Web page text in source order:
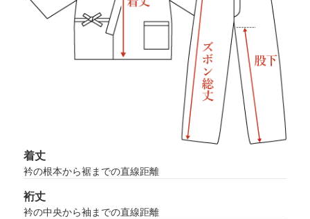
着丈
衿の根本から裾までの直線距離
裄丈
衿の中央から袖までの直線距離